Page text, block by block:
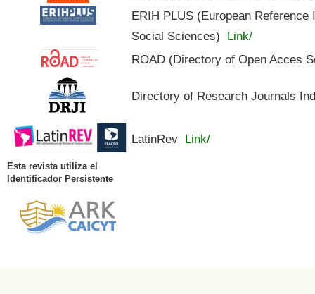
ERIH PLUS (European
Social Sciences) Link/
ROAD (Directory of Open Acces
Directory of Research Journals
LatinRev Link/
Esta revista utiliza el
Identificador Persistente